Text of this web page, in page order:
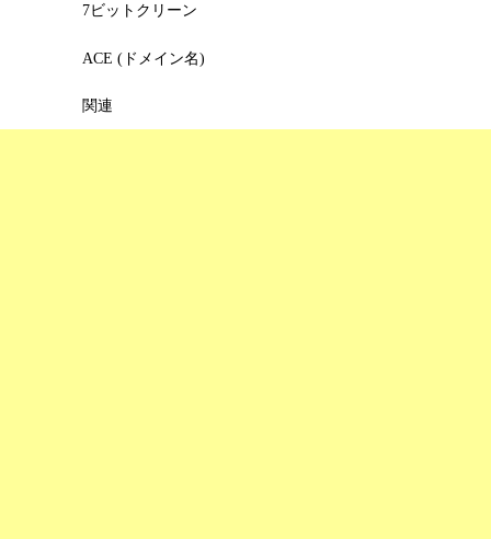
7ビットクリーン
ACE (ドメイン名)
関連